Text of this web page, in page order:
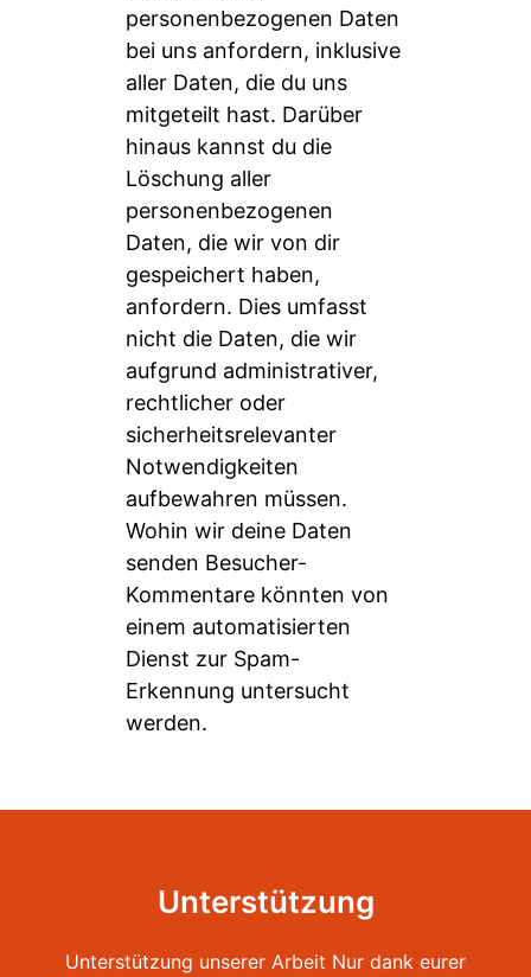
personenbezogenen Daten
bei uns anfordern, inklusive
aller Daten, die du uns
mitgeteilt hast. Darüber
hinaus kannst du die
Löschung aller
personenbezogenen
Daten, die wir von dir
gespeichert haben,
anfordern. Dies umfasst
nicht die Daten, die wir
aufgrund administrativer,
rechtlicher oder
sicherheitsrelevanter
Notwendigkeiten
aufbewahren müssen.
Wohin wir deine Daten
senden Besucher-
Kommentare könnten von
einem automatisierten
Dienst zur Spam-
Erkennung untersucht
werden.
Unterstützung
Unterstützung unserer Arbeit Nur dank eurer